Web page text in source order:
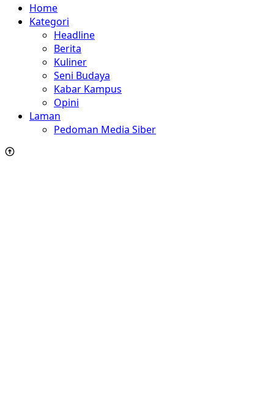
Home
Kategori
Headline
Berita
Kuliner
Seni Budaya
Kabar Kampus
Opini
Laman
Pedoman Media Siber